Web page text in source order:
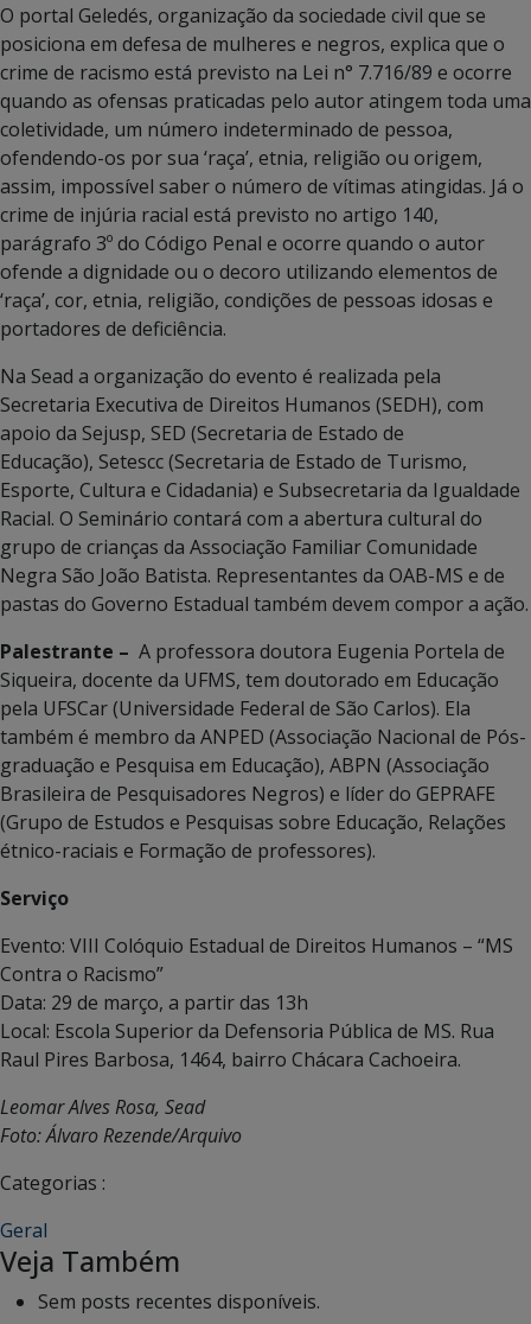
O portal Geledés, organização da sociedade civil que se
posiciona em defesa de mulheres e negros, explica que o
crime de racismo está previsto na Lei n° 7.716/89 e ocorre
quando as ofensas praticadas pelo autor atingem toda uma
coletividade, um número indeterminado de pessoa,
ofendendo-os por sua ‘raça’, etnia, religião ou origem,
assim, impossível saber o número de vítimas atingidas. Já o
crime de injúria racial está previsto no artigo 140,
parágrafo 3º do Código Penal e ocorre quando o autor
ofende a dignidade ou o decoro utilizando elementos de
‘raça’, cor, etnia, religião, condições de pessoas idosas e
portadores de deficiência.
Na Sead a organização do evento é realizada pela
Secretaria Executiva de Direitos Humanos (SEDH), com
apoio da Sejusp, SED (Secretaria de Estado de
Educação), Setescc (Secretaria de Estado de Turismo,
Esporte, Cultura e Cidadania) e Subsecretaria da Igualdade
Racial. O Seminário contará com a abertura cultural do
grupo de crianças da Associação Familiar Comunidade
Negra São João Batista. Representantes da OAB-MS e de
pastas do Governo Estadual também devem compor a ação.
Palestrante – A professora doutora Eugenia Portela de
Siqueira, docente da UFMS, tem doutorado em Educação
pela UFSCar (Universidade Federal de São Carlos). Ela
também é membro da ANPED (Associação Nacional de Pós-
graduação e Pesquisa em Educação), ABPN (Associação
Brasileira de Pesquisadores Negros) e líder do GEPRAFE
(Grupo de Estudos e Pesquisas sobre Educação, Relações
étnico-raciais e Formação de professores).
Serviço
Evento: VIII Colóquio Estadual de Direitos Humanos – “MS
Contra o Racismo”
Data: 29 de março, a partir das 13h
Local: Escola Superior da Defensoria Pública de MS. Rua
Raul Pires Barbosa, 1464, bairro Chácara Cachoeira.
Leomar Alves Rosa, Sead
Foto: Álvaro Rezende/Arquivo
Categorias :
Geral
Veja Também
Sem posts recentes disponíveis.